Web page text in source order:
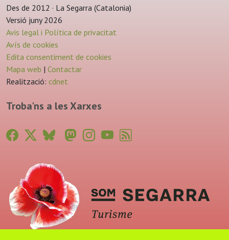
Des de 2012 · La Segarra (Catalonia)
Versió juny 2026
Avis legal i Política de privacitat
Avís de cookies
Edita consentiment de cookies
Mapa web | Contactar
Realització: cdnet
Troba'ns a les Xarxes